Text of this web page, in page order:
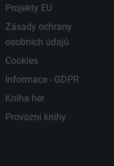
Projekty EU
Zásady ochrany
osobních údajů
Cookies
Informace - GDPR
Kniha her
Provozní knihy